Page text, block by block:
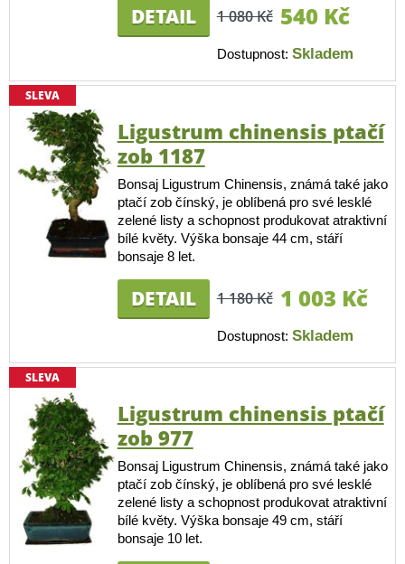
DETAIL 1 080 Kč 540 Kč
Dostupnost: Skladem
SLEVA
Ligustrum chinensis ptačí
zob 1187
Bonsaj Ligustrum Chinensis, známá také jako
ptačí zob čínský, je oblíbená pro své lesklé
zelené listy a schopnost produkovat atraktivní
bílé květy. Výška bonsaje 44 cm, stáří
bonsaje 8 let.
DETAIL 1 180 Kč 1 003 Kč
Dostupnost: Skladem
SLEVA
Ligustrum chinensis ptačí
zob 977
Bonsaj Ligustrum Chinensis, známá také jako
ptačí zob čínský, je oblíbená pro své lesklé
zelené listy a schopnost produkovat atraktivní
bílé květy. Výška bonsaje 49 cm, stáří
bonsaje 10 let.